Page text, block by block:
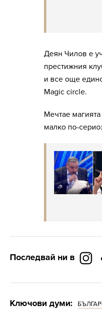
Деян Чилов е
престижния
и все още
Magic circle.
Мечтае
малко по-
Последвай ни в
Ключови думи: